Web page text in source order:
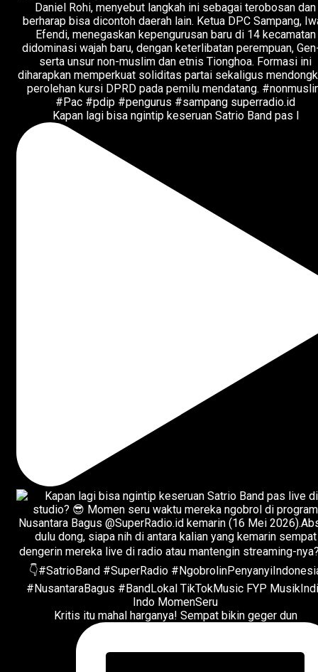
Kapan lagi bisa ngintip keseruan Satrio Band pas l
Kritis itu mahal harganya! Sempat bikin geger dun